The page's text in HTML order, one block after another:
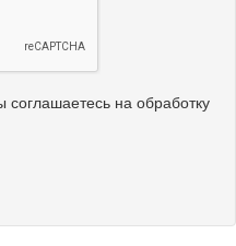
на обработку